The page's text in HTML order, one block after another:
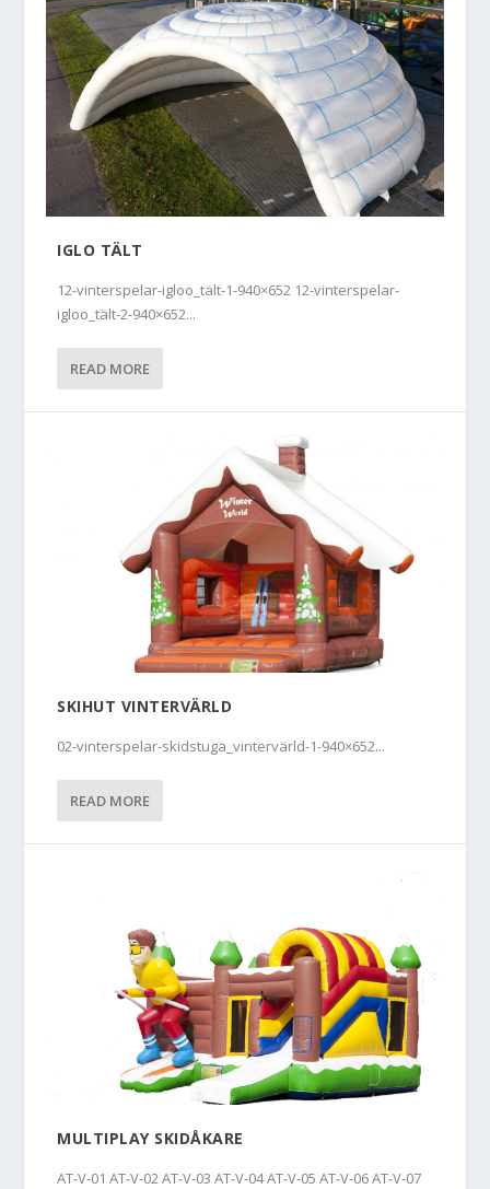
IGLO TÄLT
12-vinterspelar-igloo_tält-1-940×652 12-vinterspelar-
igloo_tält-2-940×652...
READ MORE
SKIHUT VINTERVÄRLD
02-vinterspelar-skidstuga_vintervärld-1-940×652...
READ MORE
MULTIPLAY SKIDÅKARE
AT-V-01 AT-V-02 AT-V-03 AT-V-04 AT-V-05 AT-V-06 AT-V-07